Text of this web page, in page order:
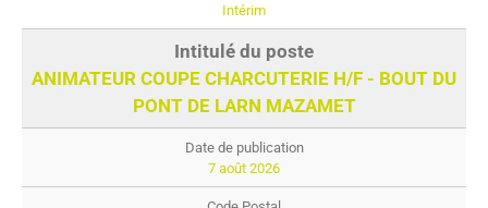
Intérim
ANIMATEUR COUPE CHARCUTERIE H/F - BOUT DU
PONT DE LARN MAZAMET
7 août 2026